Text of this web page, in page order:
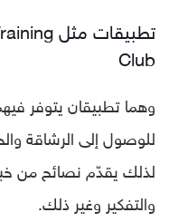
Club
وهما تطبيقان يتوفر
للوصول إلى الرشاقة
لذلك يقدّم نصائح من
والتفكير وغير ذلك.